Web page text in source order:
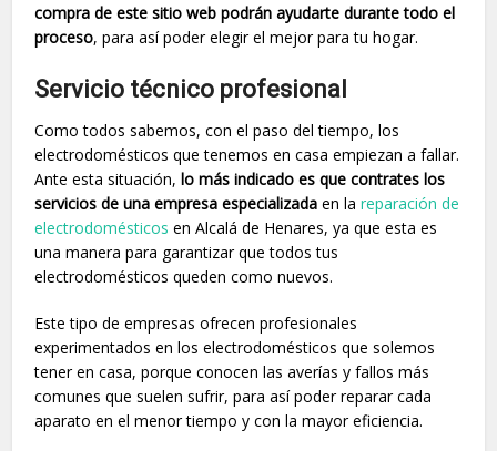
compra de este sitio web podrán ayudarte durante todo el
proceso, para así poder elegir el mejor para tu hogar.
Servicio técnico profesional
Como todos sabemos, con el paso del tiempo, los
electrodomésticos que tenemos en casa empiezan a fallar.
Ante esta situación,lo más indicado es que contrates los
servicios de una empresa especializada en lareparación de
electrodomésticos en Alcalá de Henares, ya que esta es
una manera para garantizar que todos tus
electrodomésticos queden como nuevos.
Este tipo de empresas ofrecen profesionales
experimentados en los electrodomésticos que solemos
tener en casa, porque conocen las averías y fallos más
comunes que suelen sufrir, para así poder reparar cada
aparato en el menor tiempo y con la mayor eficiencia.